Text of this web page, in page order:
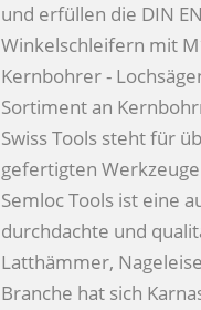
und erfüllen die DIN
Winkelschleifern mit
Kernbohrer -
Sortiment an
Swiss Tools steht für
gefertigten
Semloc Tools ist eine
durchdachte und
Latthämmer,
Branche hat sich